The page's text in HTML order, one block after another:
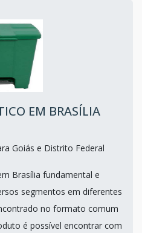
EM BRASÍLIA
Goiás e Distrito Federal
Brasília fundamental e
segmentos em diferentes
no formato comum
é possível encontrar com